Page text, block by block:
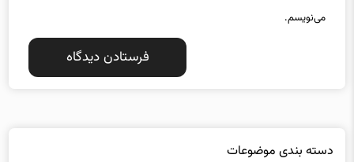
می‌نویسم.
دسته بندی موضوعات